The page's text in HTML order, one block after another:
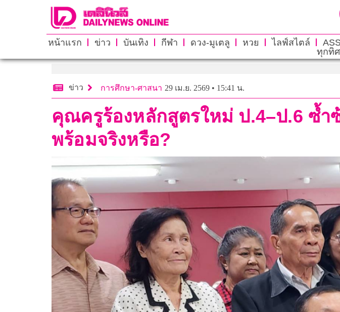
หน้าแรก ข่าว บันเทิง กีฬา ดวง-มูเตลู หวย ไลฟ์สไตล์
ทุกทิ
ข่าว การศึกษา-ศาสนา 29 เม.ย. 2569 • 15:41 น.
คุณครูร้องหลักสูตรใหม่ ป.4–ป.6 ซ้ำ
พร้อมจริงหรือ?